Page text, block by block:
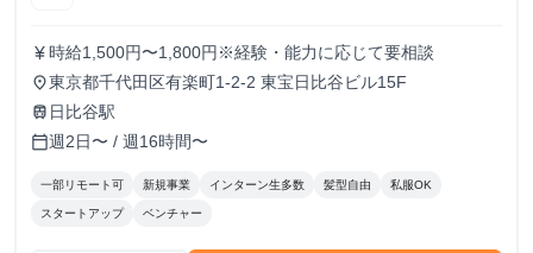
currency_yen 時給1,500円〜1,800円※経験・能力に応じて要相談
place東京都千代田区有楽町1-2-2 東宝日比谷ビル15F
train 日比谷駅
calendar_today週2日〜 / 週16時間〜
一部リモート可 新規事業 インターン生多数 髪型自由 私服OK
スタートアップ ベンチャー